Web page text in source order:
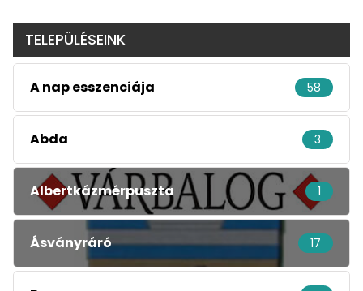
TELEPÜLÉSEINK
A nap esszenciája 58
Abda 3
Albertkázmérpuszta 1
Ásványráró 17